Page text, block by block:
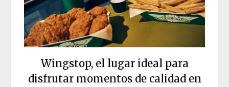
Wingstop, el lugar ideal para
disfrutar momentos de calidad en